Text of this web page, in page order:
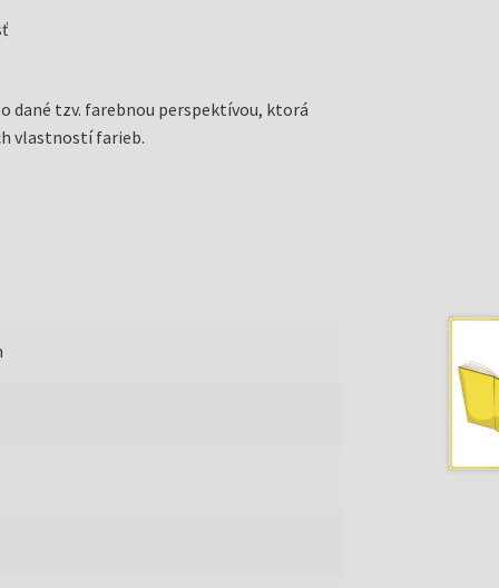
dané tzv. farebnou perspektívou, ktorá
vlastností farieb.